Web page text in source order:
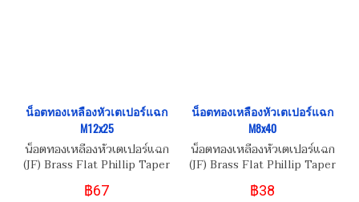
น็อตทองเหลืองหัวเตเปอร์แฉก
M12x25
น็อตทองเหลืองหัวเตเปอร์แฉก
(JF) Brass Flat Phillip Taper
฿67
น็อตทองเหลืองหัวเตเปอร์แฉก
M8x40
น็อตทองเหลืองหัวเตเปอร์แฉก
(JF) Brass Flat Phillip Taper
฿38